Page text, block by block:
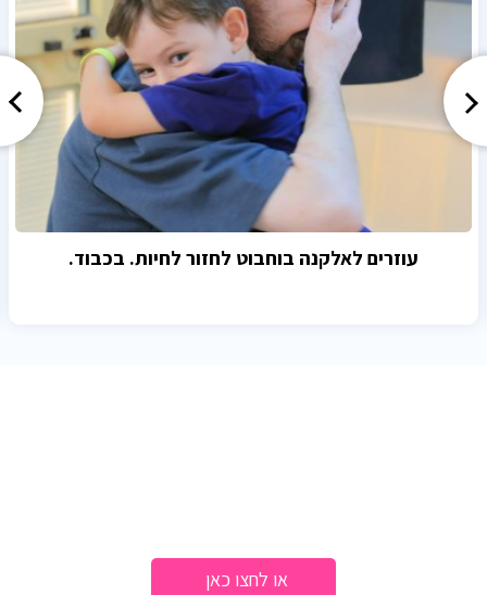
עוזרים לאלקנה בוחבוט לחזור לחיות. בכבוד.
או לחצו כאן